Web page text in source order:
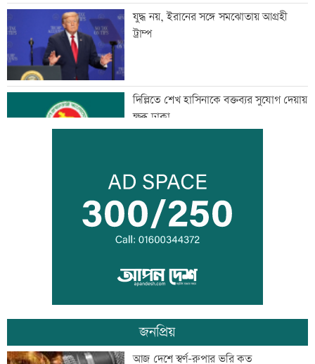
যুদ্ধ নয়, ইরানের সঙ্গে সমঝোতায় আগ্রহী
ট্রাম্প
দিল্লিতে শেখ হাসিনাকে বক্তব্যর সুযোগ দেয়ায়
ক্ষুব্ধ ঢাকা
আজ দেশে স্বর্ণের দাম বাড়ল নাকি কমল
হৃদয় ঝড়ে এলপিএলের ফাইনালে জাফনা
বিশ্বজুড়ে হঠাৎ বন্ধ হাজারো হোয়াটসঅ্যাপ
জনপ্রিয়
আজ দেশে স্বর্ণ-রুপার ভরি কত